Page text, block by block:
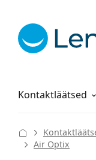
Kontaktläätsed
Läätsevedelikud
Kõik meie
Air Optix